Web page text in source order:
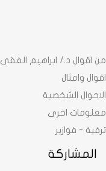
من اقوال د./ ابراهيم الفقى
اقوال وامثال
الاحوال الشخصية
معلومات اخرى
ترفية - فوازير
المشاركة